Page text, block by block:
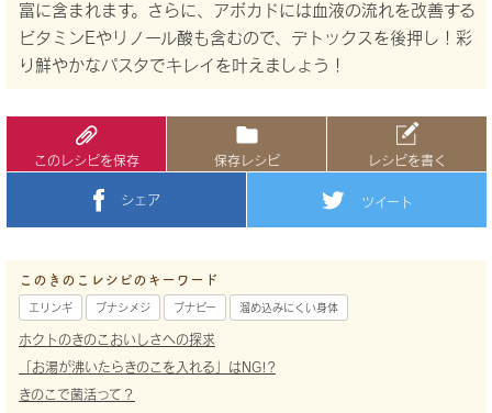
富に含まれます。さらに、アボカドには血液の流れを改善する
ビタミンEやリノール酸も含むので、デトックスを後押し！彩
り鮮やかなパスタでキレイを叶えましょう！
このレシピを保存 保存レシピ レシピを書く
シェア ツイート
このきのこレシピのキーワード
エリンギ ブナシメジ ブナピー 溜め込みにくい身体
ホクトのきのこおいしさへの探求
「お湯が沸いたらきのこを入れる」はNG!?
きのこで菌活って？